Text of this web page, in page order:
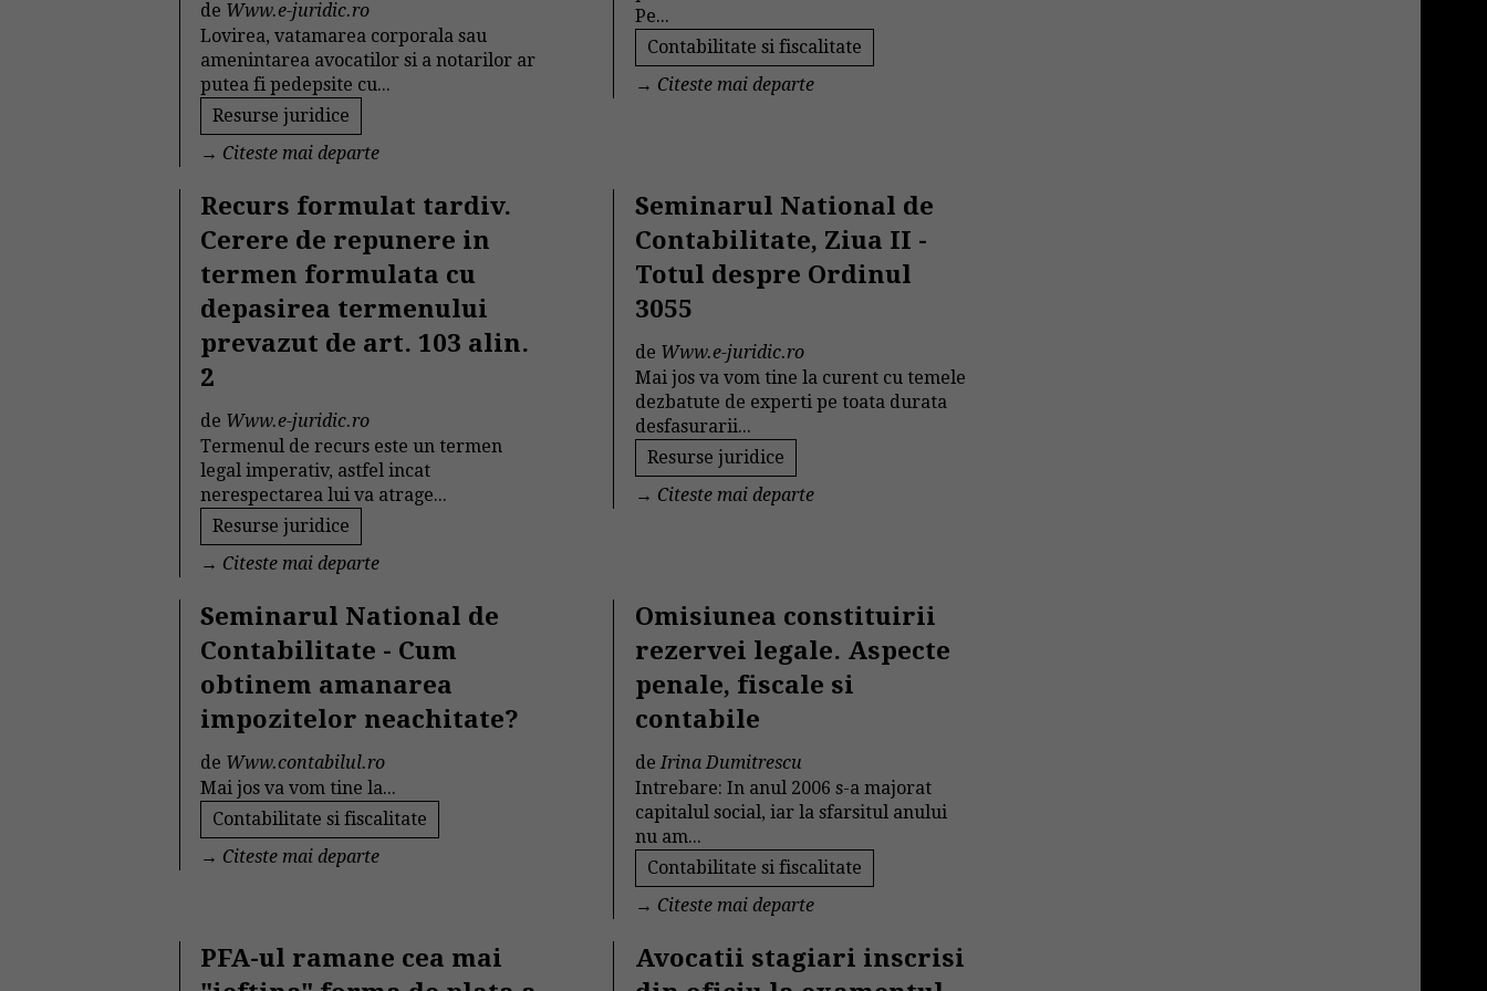
de Www.e-juridic.ro
Lovirea, vatamarea corporala sau
amenintarea avocatilor si a notarilor ar
putea fi pedepsite cu...
Resurse juridice
→ Citeste mai departe
Pe...
Contabilitate si fiscalitate
→ Citeste mai departe
Recurs formulat tardiv.
Cerere de repunere in
termen formulata cu
depasirea termenului
prevazut de art. 103 alin.
2
de Www.e-juridic.ro
Termenul de recurs este un termen
legal imperativ, astfel incat
nerespectarea lui va atrage...
Resurse juridice
→ Citeste mai departe
Seminarul National de
Contabilitate, Ziua II -
Totul despre Ordinul
3055
de Www.e-juridic.ro
Mai jos va vom tine la curent cu temele
dezbatute de experti pe toata durata
desfasurarii...
Resurse juridice
→ Citeste mai departe
Seminarul National de
Contabilitate - Cum
obtinem amanarea
impozitelor neachitate?
de Www.contabilul.ro
Mai jos va vom tine la...
Contabilitate si fiscalitate
→ Citeste mai departe
Omisiunea constituirii
rezervei legale. Aspecte
penale, fiscale si
contabile
deIrina Dumitrescu
Intrebare: In anul 2006 s-a majorat
capitalul social, iar la sfarsitul anului
nu am...
Contabilitate si fiscalitate
→ Citeste mai departe
PFA-ul ramane cea mai
Avocatii stagiari inscrisi